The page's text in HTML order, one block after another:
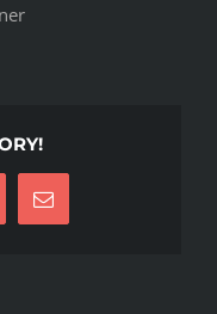
E-
Mail